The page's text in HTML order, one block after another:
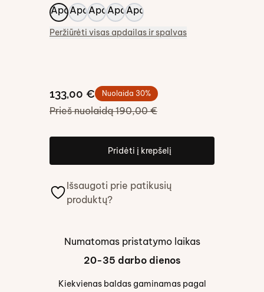
Peržiūrėti visas apdailas ir spalvas
133,00 € Nuolaida 30%
Prieš nuolaidą190,00 €
Pridėti į krepšelį
Išsaugoti prie patikusių
produktų?
Numatomas pristatymo laikas
20-35 darbo dienos
Kiekvienas baldas gaminamas pagal